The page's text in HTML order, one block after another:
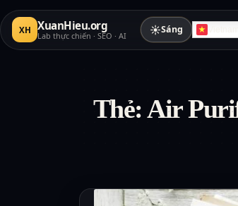
XH XuanHieu.org
Lab thực chiến · SEO · AI ☀Sáng
Thẻ:Air